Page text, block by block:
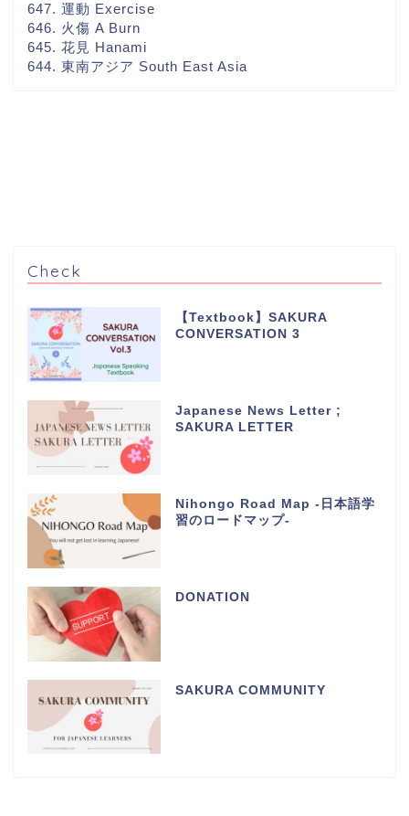
647. 運動 Exercise
646. 火傷 A Burn
645. 花見 Hanami
644. 東南アジア South East Asia
Check
【Textbook】SAKURA
CONVERSATION 3
Japanese News Letter ;
SAKURA LETTER
Nihongo Road Map -日本語学
習のロードマップ-
DONATION
SAKURA COMMUNITY